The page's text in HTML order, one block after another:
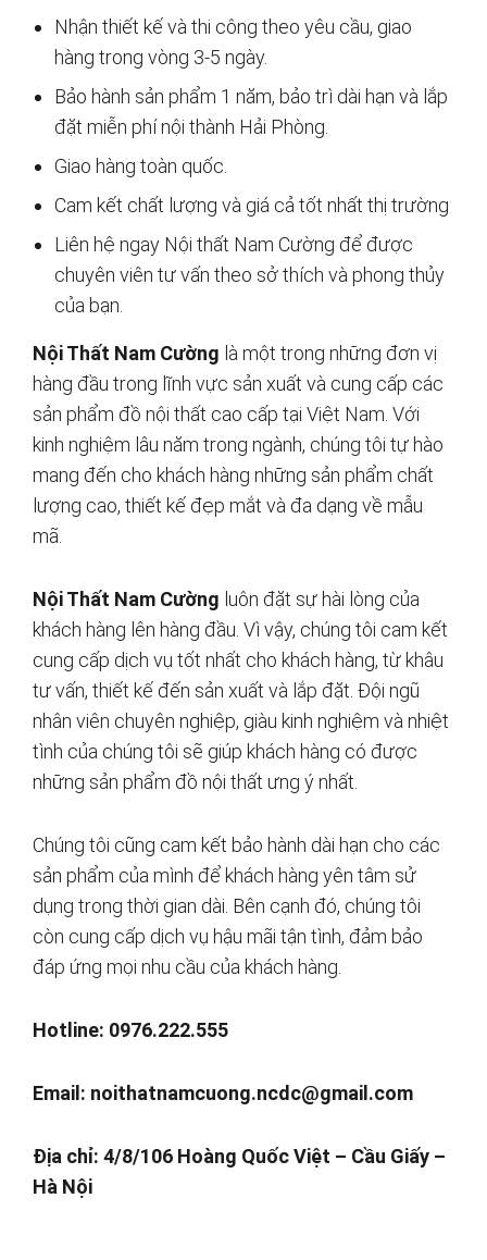
Nhận thiết kế và thi công theo yêu cầu, giao
hàng trong vòng 3-5 ngày.
Bảo hành sản phẩm 1 năm, bảo trì dài hạn và lắp
đặt miễn phí nội thành Hải Phòng.
Giao hàng toàn quốc.
Cam kết chất lượng và giá cả tốt nhất thị trường
Liên hệ ngay Nội thất Nam Cường để được
chuyên viên tư vấn theo sở thích và phong thủy
của bạn.
Nội Thất Nam Cường là một trong những đơn vị
hàng đầu trong lĩnh vực sản xuất và cung cấp các
sản phẩm đồ nội thất cao cấp tại Việt Nam. Với
kinh nghiệm lâu năm trong ngành, chúng tôi tự hào
mang đến cho khách hàng những sản phẩm chất
lượng cao, thiết kế đẹp mắt và đa dạng về mẫu
mã.
Nội Thất Nam Cường luôn đặt sự hài lòng của
khách hàng lên hàng đầu. Vì vậy, chúng tôi cam kết
cung cấp dịch vụ tốt nhất cho khách hàng, từ khâu
tư vấn, thiết kế đến sản xuất và lắp đặt. Đội ngũ
nhân viên chuyên nghiệp, giàu kinh nghiệm và nhiệt
tình của chúng tôi sẽ giúp khách hàng có được
những sản phẩm đồ nội thất ưng ý nhất.
Chúng tôi cũng cam kết bảo hành dài hạn cho các
sản phẩm của mình để khách hàng yên tâm sử
dụng trong thời gian dài. Bên cạnh đó, chúng tôi
còn cung cấp dịch vụ hậu mãi tận tình, đảm bảo
đáp ứng mọi nhu cầu của khách hàng.
Hotline: 0976.222.555
Email: noithatnamcuong.ncdc@gmail.com
Địa chỉ: 4/8/106 Hoàng Quốc Việt – Cầu Giấy –
Hà Nội